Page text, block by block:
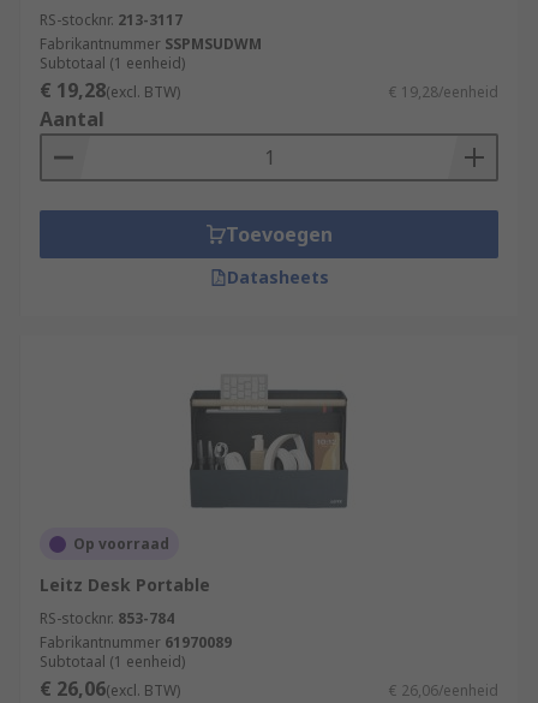
RS-stocknr. 213-3117
Fabrikantnummer SSPMSUDWM
Subtotaal (1 eenheid)
€ 19,28(excl. BTW) € 19,28/eenheid
Aantal
Toevoegen
Datasheets
Op voorraad
Leitz Desk Portable
RS-stocknr. 853-784
Fabrikantnummer 61970089
Subtotaal (1 eenheid)
€ 26,06(excl. BTW) € 26,06/eenheid